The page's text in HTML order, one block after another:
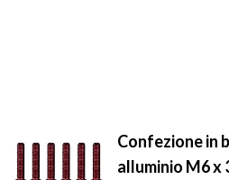
Confezione in
alluminio M6 x